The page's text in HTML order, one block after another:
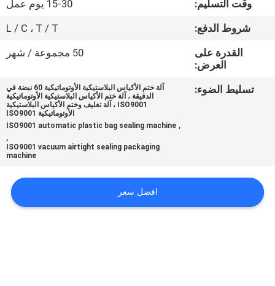
اتصل
SITEMAP
وقت التسليم:
15-30 يوم عمل
شروط الدفع:
L / C ، T / T
القدرة على
العرض:
50 مجموعة / شهر
تسليط الضوء:
آلة ختم الأكياس البلاستيكية الأوتوماتيكية 60 نبضة في
الدقيقة ، آلة ختم الأكياس البلاستيكية الأوتوماتيكية
ISO9001 ، آلة تغليف وختم الأكياس البلاستيكية
الأوتوماتيكية ISO9001
,
ISO9001 automatic plastic bag sealing machine
,
ISO9001 vacuum airtight sealing packaging
machine
افضل سعر